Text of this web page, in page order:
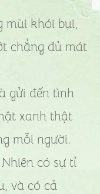
mùi khói bụi,
chẳng đủ mát
gửi đến tình
xanh thật
mỗi người.
có sự tỉ
và có cả